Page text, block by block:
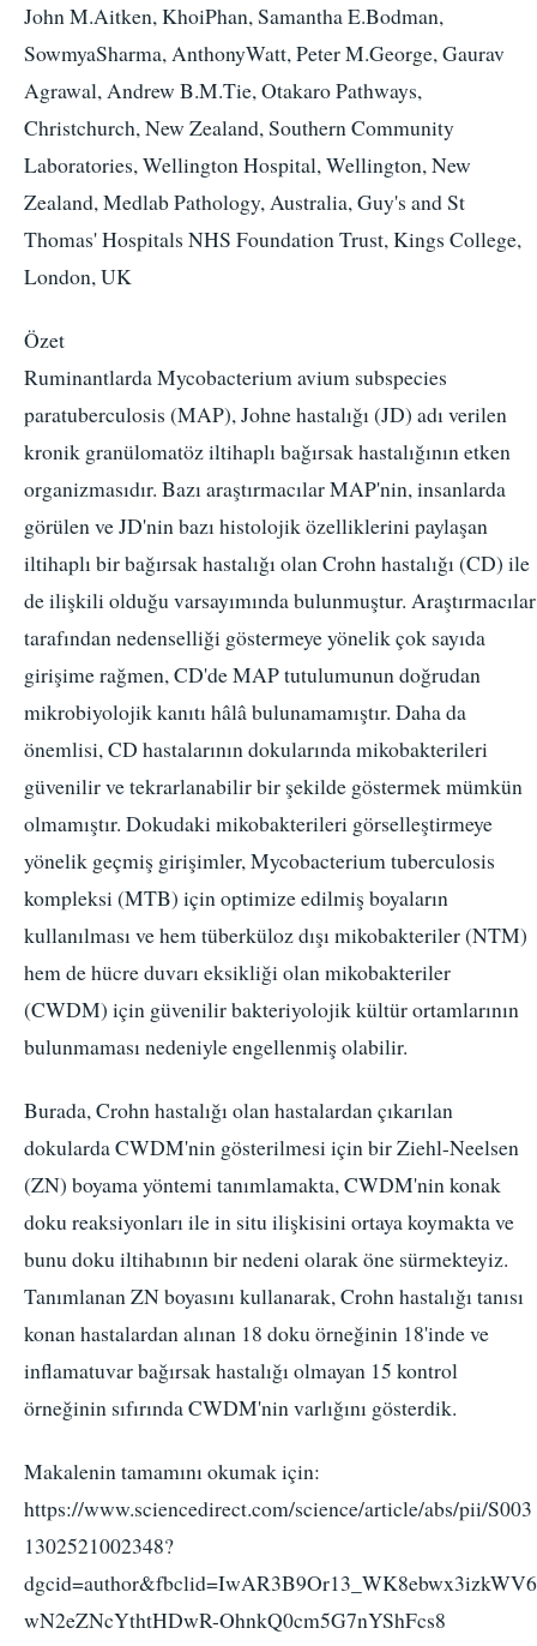
John M.Aitken, KhoiPhan, Samantha E.Bodman,
SowmyaSharma, AnthonyWatt, Peter M.George, Gaurav
Agrawal, Andrew B.M.Tie, Otakaro Pathways,
Christchurch, New Zealand, Southern Community
Laboratories, Wellington Hospital, Wellington, New
Zealand, Medlab Pathology, Australia, Guy's and St
Thomas' Hospitals NHS Foundation Trust, Kings College,
London, UK
Özet
Ruminantlarda Mycobacterium avium subspecies
paratuberculosis (MAP), Johne hastalığı (JD) adı verilen
kronik granülomatöz iltihaplı bağırsak hastalığının etken
organizmasıdır. Bazı araştırmacılar MAP'nin, insanlarda
görülen ve JD'nin bazı histolojik özelliklerini paylaşan
iltihaplı bir bağırsak hastalığı olan Crohn hastalığı (CD) ile
de ilişkili olduğu varsayımında bulunmuştur. Araştırmacılar
tarafından nedenselliği göstermeye yönelik çok sayıda
girişime rağmen, CD'de MAP tutulumunun doğrudan
mikrobiyolojik kanıtı hâlâ bulunamamıştır. Daha da
önemlisi, CD hastalarının dokularında mikobakterileri
güvenilir ve tekrarlanabilir bir şekilde göstermek mümkün
olmamıştır. Dokudaki mikobakterileri görselleştirmeye
yönelik geçmiş girişimler, Mycobacterium tuberculosis
kompleksi (MTB) için optimize edilmiş boyaların
kullanılması ve hem tüberküloz dışı mikobakteriler (NTM)
hem de hücre duvarı eksikliği olan mikobakteriler
(CWDM) için güvenilir bakteriyolojik kültür ortamlarının
bulunmaması nedeniyle engellenmiş olabilir.
Burada, Crohn hastalığı olan hastalardan çıkarılan
dokularda CWDM'nin gösterilmesi için bir Ziehl-Neelsen
(ZN) boyama yöntemi tanımlamakta, CWDM'nin konak
doku reaksiyonları ile in situ ilişkisini ortaya koymakta ve
bunu doku iltihabının bir nedeni olarak öne sürmekteyiz.
Tanımlanan ZN boyasını kullanarak, Crohn hastalığı tanısı
konan hastalardan alınan 18 doku örneğinin 18'inde ve
inflamatuvar bağırsak hastalığı olmayan 15 kontrol
örneğinin sıfırında CWDM'nin varlığını gösterdik.
Makalenin tamamını okumak için:
https://www.sciencedirect.com/science/article/abs/pii/S003
1302521002348?
dgcid=author&fbclid=IwAR3B9Or13_WK8ebwx3izkWV6
wN2eZNcYthtHDwR-OhnkQ0cm5G7nYShFcs8